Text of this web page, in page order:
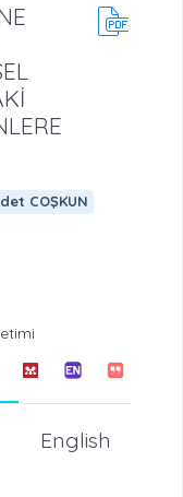
COŞKUN
English